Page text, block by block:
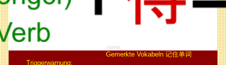
00658
Triggerwarnung:
Gemerkte Vokabeln 记住单词